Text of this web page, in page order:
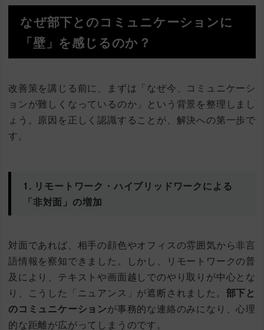
なぜ部下とのコミュニケーションに
「壁」を感じるのか？
改善策を講じる前に、まずは「なぜ今、コミュニケーシ
ョンが難しくなっているのか」という背景を整理しまし
ょう。原因を正しく認識することが、解決への第一歩で
す。
1. リモートワーク・ハイブリッドワークによる
「非対面」の増加
対面であれば、相手の顔色やオフィスの雰囲気から非言
語情報を察知できました。しかし、リモートワークの普
及により、テキストや画面越しでのやり取りが中心とな
り、こうした「ニュアンス」が遮断されました。 部下と
のコミュニケーションが事務的な連絡のみになり、心理
的な距離が広がってしまうのです。